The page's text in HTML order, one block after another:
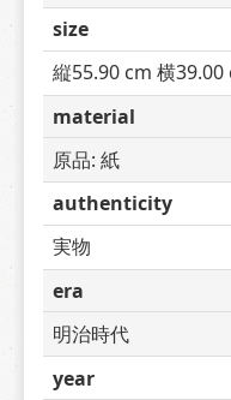
size
縦55.90 cm 横39.00
material
原品: 紙
authenticity
実物
era
明治時代
year